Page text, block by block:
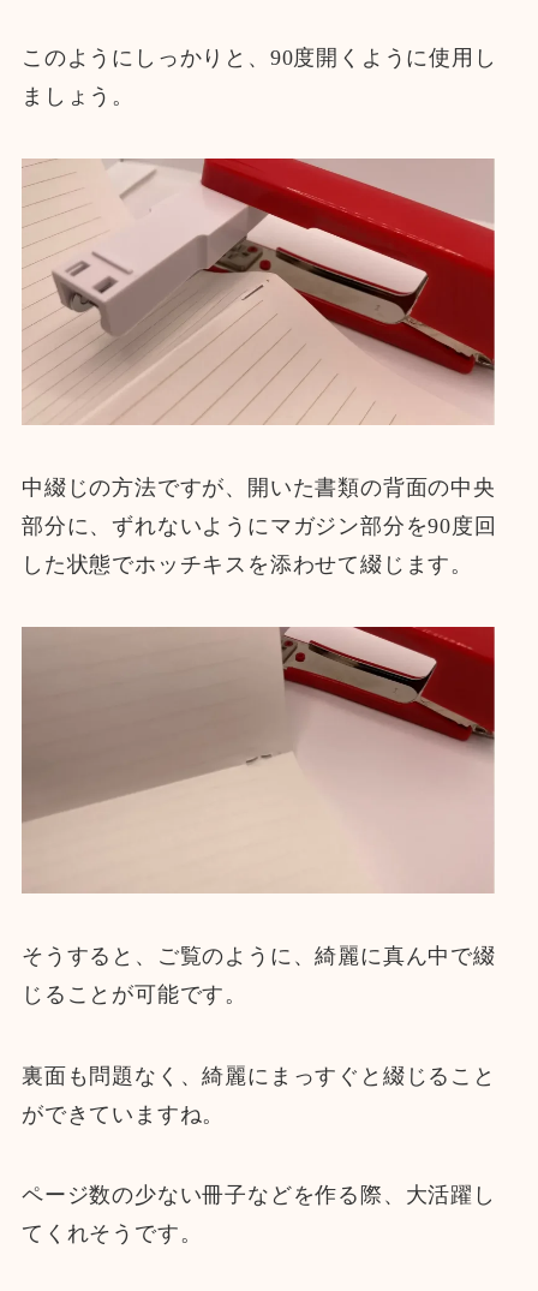
このようにしっかりと、90度開くように使用し
ましょう。
中綴じの方法ですが、開いた書類の背面の中央
部分に、ずれないようにマガジン部分を90度回
した状態でホッチキスを添わせて綴じます。
そうすると、ご覧のように、綺麗に真ん中で綴
じることが可能です。
裏面も問題なく、綺麗にまっすぐと綴じること
ができていますね。
ページ数の少ない冊子などを作る際、大活躍し
てくれそうです。